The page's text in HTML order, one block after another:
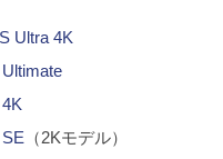
Ultra 4K
（2Kモデル）